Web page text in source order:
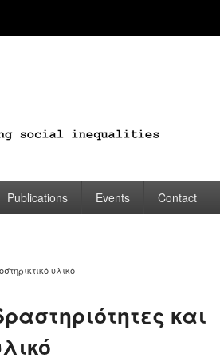
Publications Events Contact
υλικό
και